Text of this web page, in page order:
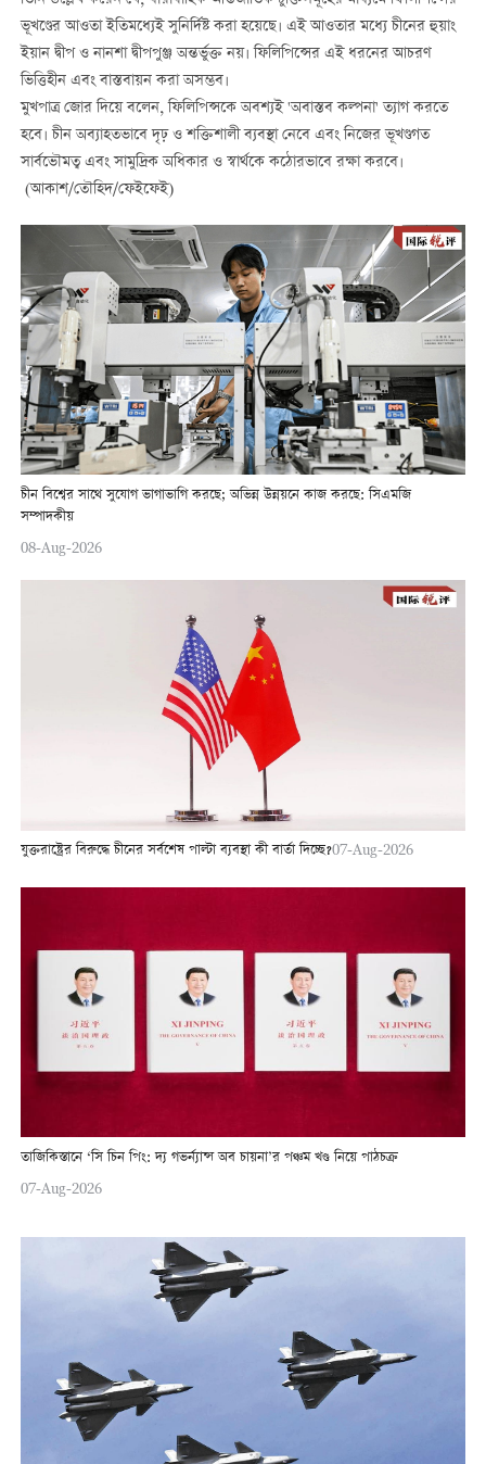
ভূখণ্ডের আওতা ইতিমধ্যেই সুনির্দিষ্ট করা হয়েছে। এই আওতার মধ্যে চীনের হুয়াং
ইয়ান দ্বীপ ও নানশা দ্বীপপুঞ্জ অন্তর্ভুক্ত নয়। ফিলিপিন্সের এই ধরনের আচরণ
ভিত্তিহীন এবং বাস্তবায়ন করা অসম্ভব।
মুখপাত্র জোর দিয়ে বলেন, ফিলিপিন্সকে অবশ্যই 'অবাস্তব কল্পনা' ত্যাগ করতে
হবে। চীন অব্যাহতভাবে দৃঢ় ও শক্তিশালী ব্যবস্থা নেবে এবং নিজের ভূখণ্ডগত
সার্বভৌমত্ব এবং সামুদ্রিক অধিকার ও স্বার্থকে কঠোরভাবে রক্ষা করবে।
(আকাশ/তৌহিদ/ফেইফেই)
চীন বিশ্বের সাথে সুযোগ ভাগাভাগি করছে; অভিন্ন উন্নয়নে কাজ করছে: সিএমজি
সম্পাদকীয়
08-Aug-2026
যুক্তরাষ্ট্রের বিরুদ্ধে চীনের সর্বশেষ পাল্টা ব্যবস্থা কী বার্তা দিচ্ছে?07-Aug-2026
তাজিকিস্তানে ‘সি চিন পিং: দ্য গভর্ন্যান্স অব চায়না’র পঞ্চম খণ্ড নিয়ে পাঠচক্র
07-Aug-2026